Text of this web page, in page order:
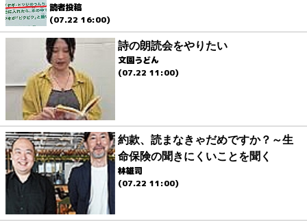
読者投稿
(07.22 16:00)
詩の朗読会をやりたい
文園うどん
(07.22 11:00)
約款、読まなきゃだめですか？～生
命保険の聞きにくいことを聞く
林雄司
(07.22 11:00)